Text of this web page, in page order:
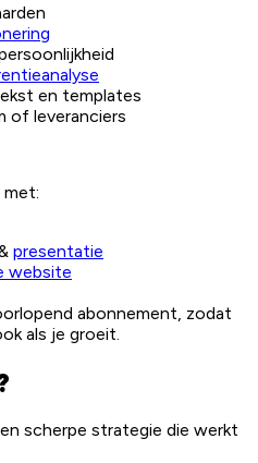
en templates
of leveranciers
met:
presentatie
website
abonnement, zodat
als je groeit.
scherpe strategie die werkt